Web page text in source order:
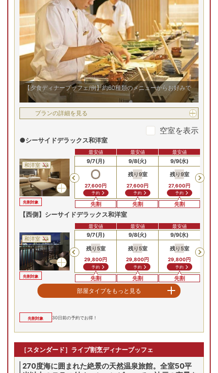
シーサイドデラックス和洋室一例
源泉かけ流しの客室風呂
お部屋の詳細を見る
ハーバースイート
申込番号 5865-W1011 2名1室時大人1名あたり(税込)
41,600円～
Previous
10/6(火)
残り2 室
最安値
残り
先割
最安値
10/8(木)
最安値
10/9(金)
プランの詳細を見る
【夕食ディナーブッフェ/例】約60種類のメニューからお好みで
プランの詳細を見る
空室を表示
●シーサイドデラックス和洋室
和洋室
先割対象
Previous
9/5(土) 9/6(日) 9/7(月)
27,600円
予約
先割
最安値
9/8(火)
残り9室
27,600円
予約
先割
最安値
9/9(水)
残り9室
27,600円
予約
先割
最安値
【西側】シーサイドデラックス和洋室
和洋室
先割対象
Previous
9/6(日)
9/7(月)
残り 5室
29,800円
予約
先割
最安値
9/8(火)
残り 5室
29,800円
予約
先割
最安値
9/9(水)
残り 5室
29,800円
予約
先割
最安値
ハーバースイート
和洋室
先割対象
42,600円
先割
42,600円
先割
42,600円
部屋タイプをもっと見る
先割対象 30日前の予約でお得！
［スタンダード］ライブ割烹ディナーブッフェ
270度海に囲まれた絶景の天然温泉旅館。全室50平